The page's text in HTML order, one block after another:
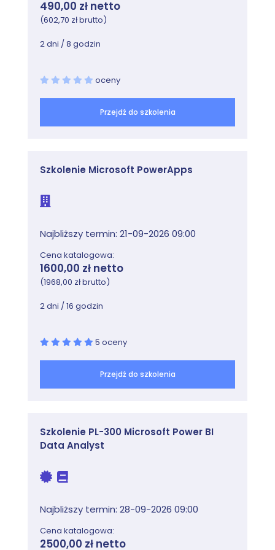
usługowych
Wdrażanie i konfigurowanie RODC
Tworzenie i powiązywanie konta gMSA
Obejmuje to wdrażanie, administrowanie i
Zajęcia
Wdrażanie CA
Rozwiązywanie problemów i utrzymanie CA
Lab: Wdrażanie i konfigurowanie hierarchii CA
Moduł 9: Wdrażanie i zarządzanie
wdrażanie i zarządzanie szablonami certyfikatów,
zarządzanie odwołaniem certyfikatów i
środowisku biznesowym oraz wdrażanie kart
Zajęcia
Wdrażanie i zarządzanie szablonami
490,00 zł netto
(602,70 zł brutto)
2 dni / 8 godzin
oceny
Przejdź do szkolenia
Szkolenie Microsoft PowerApps
Najbliższy termin: 21-09-2026 09:00
Cena katalogowa:
1600,00 zł netto
(1968,00 zł brutto)
2 dni / 16 godzin
5 oceny
Przejdź do szkolenia
Szkolenie PL-300 Microsoft Power BI
Data Analyst
Najbliższy termin: 28-09-2026 09:00
Cena katalogowa:
2500,00 zł netto